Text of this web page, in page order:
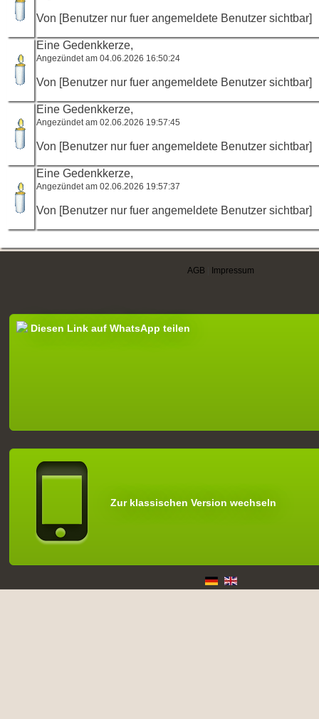
Von [Benutzer nur fuer angemeldete Benutzer sichtbar]
Eine Gedenkkerze,
Angezündet am 04.06.2026 16:50:24
Von [Benutzer nur fuer angemeldete Benutzer sichtbar]
Eine Gedenkkerze,
Angezündet am 02.06.2026 19:57:45
Von [Benutzer nur fuer angemeldete Benutzer sichtbar]
Eine Gedenkkerze,
Angezündet am 02.06.2026 19:57:37
Von [Benutzer nur fuer angemeldete Benutzer sichtbar]
AGB Impressum
Diesen Link auf WhatsApp teilen
Zur klassischen Version wechseln